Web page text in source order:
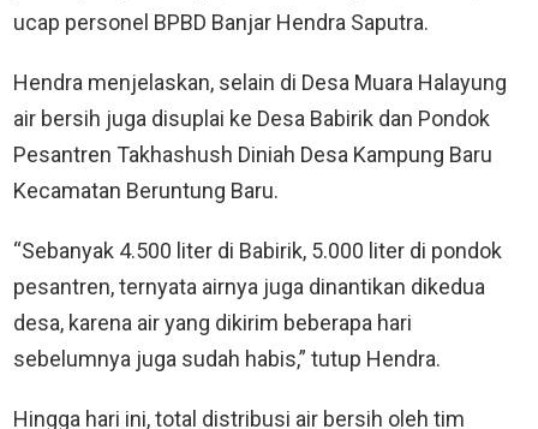
ucap personel BPBD Banjar Hendra Saputra.
Hendra menjelaskan, selain di Desa Muara Halayung
air bersih juga disuplai ke Desa Babirik dan Pondok
Pesantren Takhashush Diniah Desa Kampung Baru
Kecamatan Beruntung Baru.
“Sebanyak 4.500 liter di Babirik, 5.000 liter di pondok
pesantren, ternyata airnya juga dinantikan dikedua
desa, karena air yang dikirim beberapa hari
sebelumnya juga sudah habis,” tutup Hendra.
Hingga hari ini, total distribusi air bersih oleh tim